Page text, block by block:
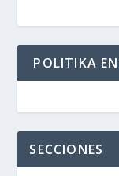
POLITIKA
SECCIONES